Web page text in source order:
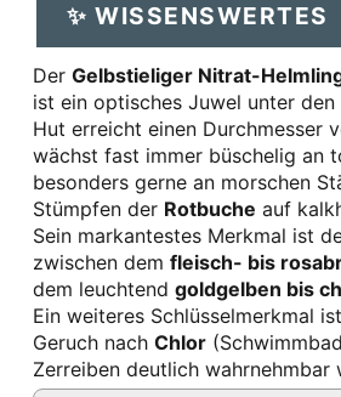
✨ WISSENSWERTES
Der Gelbstieliger Nitrat-
ist ein optisches Juwel unter den
Hut erreicht einen Durchmesser
wächst fast immer büschelig an
besonders gerne an morschen
Stümpfen der Rotbuche auf
Sein markantestes Merkmal ist
zwischen dem fleisch- bis
dem leuchtend goldgelben bis
Ein weiteres Schlüsselmerkmal
Geruch nach Chlor
Zerreiben deutlich wahrnehmbar